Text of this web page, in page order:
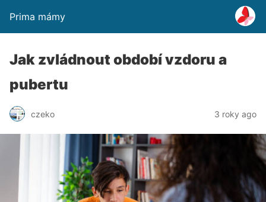
Prima mámy
Jak zvládnout období vzdoru a
pubertu
czeko 3 roky ago